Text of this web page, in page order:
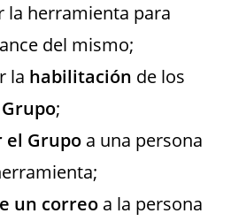
la herramienta para
del mismo;
la habilitación de los
;
el Grupo a una persona
un correo a la persona